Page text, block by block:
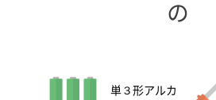
の
単３形アルカ